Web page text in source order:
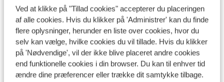
Ved at klikke på "Tillad cookies" accepterer du placeringen
af alle cookies. Hvis du klikker på 'Administrer' kan du finde
flere oplysninger, herunder en liste over cookies, hvor du
selv kan vælge, hvilke cookies du vil tillade. Hvis du klikker
på 'Nødvendige', vil der ikke blive placeret andre cookies
end funktionelle cookies i din browser. Du kan til enhver tid
ændre dine præferencer eller trække dit samtykke tilbage.
Liftkort
Skileje